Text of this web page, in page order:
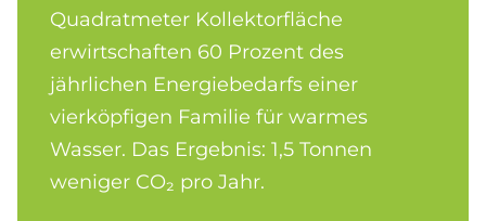
Quadratmeter Kollektorfläche
erwirtschaften 60 Prozent des
jährlichen Energie­bedarfs einer
vierköpfigen Familie für warmes
Wasser. Das Ergebnis: 1,5 Tonnen
weniger CO₂ pro Jahr.